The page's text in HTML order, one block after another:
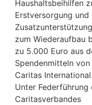
Haushaltsbeihilfen
Erstversorgung und
Zusatzunterstützung
zum Wiederaufbau
zu 5.000 Euro aus
Spendenmitteln von
Caritas International.
Unter Federführung
Caritasverbandes